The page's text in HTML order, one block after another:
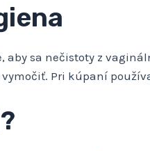
aby sa nečistoty z
Pri kúpaní